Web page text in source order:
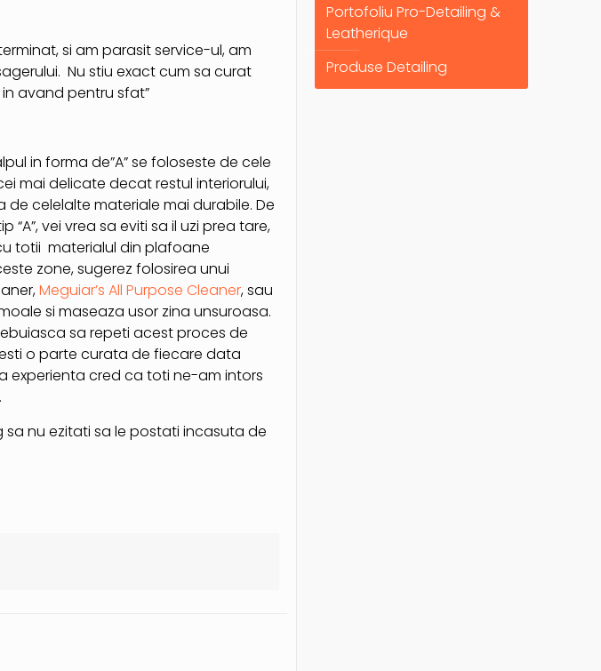
si am parasit service-ul, am
Nu stiu exact cum sa curat
avand pentru sfat”
in forma de”A” se foloseste de cele
mai delicate decat restul interiorului,
celelalte materiale mai durabile. De
vei vrea sa eviti sa il uzi prea tare,
totii materialul din plafoane
zone, sugerez folosirea unui
Meguiar’s All Purpose Cleaner, sau
si maseaza usor zina unsuroasa.
sa repeti acest proces de
o parte curata de fiecare data
experienta cred ca toti ne-am intors
nu ezitati sa le postati incasuta de
Portofoliu Pro-Detailing &
Leatherique
Produse Detailing